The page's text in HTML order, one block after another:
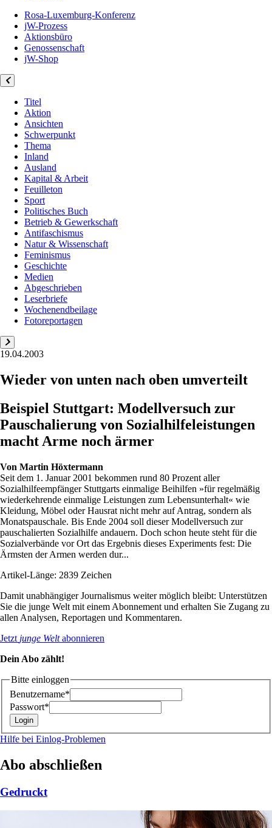
Rosa-Luxemburg-Konferenz
jW-Prozess
Aktionsbüro
Genossenschaft
jW-Shop
Titel
Aktion
Ansichten
Schwerpunkt
Thema
Inland
Ausland
Kapital & Arbeit
Feuilleton
Sport
Politisches Buch
Betrieb & Gewerkschaft
Antifaschismus
Natur & Wissenschaft
Feminismus
Geschichte
Medien
Abgeschrieben
Leserbriefe
Wochenendbeilage
Fotoreportagen
19.04.2003
Wieder von unten nach oben umverteilt
Beispiel Stuttgart: Modellversuch zur
Pauschalierung von Sozialhilfeleistungen
macht Arme noch ärmer
Von Martin Höxtermann
Seit dem 1. Januar 2001 bekommen rund 80 Prozent aller
Sozialhilfeempfänger Stuttgarts einmalige Beihilfen »für regelmäßig
wiederkehrende einmalige Leistungen zum Lebensunterhalt« wie
Kleidung, Möbel oder Hausrat nicht mehr auf Antrag, sondern als
Monatspauschale. Bis Ende 2004 soll dieser Modellversuch zur
pauschalierten Sozialhilfe andauern. Doch schon heute steht für die
Sozialverbände vor Ort das Ergebnis dieses Experiments fest: Die
Ärmsten der Armen werden dur...
Artikel-Länge: 2839 Zeichen
Damit unabhängiger Journalismus weiter möglich bleibt: Unterstützen
Sie die junge Welt mit einem Abonnement und erhalten Sie Zugang zu
allen Analysen, Reportagen und Kommentaren.
Jetzt junge Weltabonnieren
Dein Abo zählt!
Bitte einloggen
Benutzername*
Passwort*
Hilfe bei Einlog-Problemen
Abo abschließen
Gedruckt